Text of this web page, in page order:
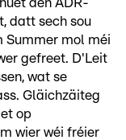
den ADR-
datt sech sou
Summer mol méi
gefreet. D'Leit
wat se
Gläichzäiteg
op
wier wéi fréier